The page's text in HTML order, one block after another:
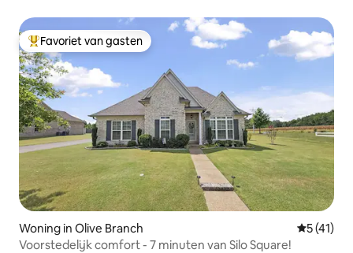
Topfavoriet van gasten
Favoriet van gasten
Woning in Olive Branch
5 (41)
Voorstedelijk comfort - 7 minuten van Silo Square!